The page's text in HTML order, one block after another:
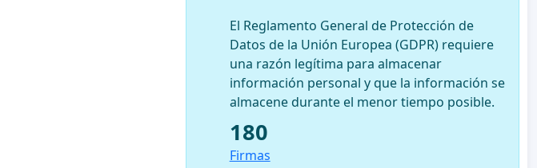
El Reglamento General de Protección de
Datos de la Unión Europea (GDPR) requiere
una razón legítima para almacenar
información personal y que la información se
almacene durante el menor tiempo posible.
180
Firmas